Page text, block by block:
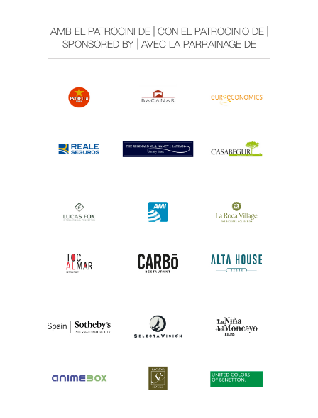
AMB EL PATROCINI DE | CON EL PATROCINIO DE |
SPONSORED BY | AVEC LA PARRAINAGE DE